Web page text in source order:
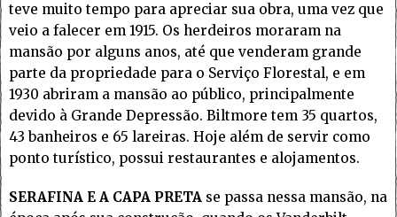
teve muito tempo para apreciar sua obra, uma vez que
veio a falecer em 1915. Os herdeiros moraram na
mansão por alguns anos, até que venderam grande
parte da propriedade para o Serviço Florestal, e em
1930 abriram a mansão ao público, principalmente
devido à Grande Depressão. Biltmore tem 35 quartos,
43 banheiros e 65 lareiras. Hoje além de servir como
ponto turístico, possui restaurantes e alojamentos.
SERAFINA E A CAPA PRETA se passa nessa mansão, na